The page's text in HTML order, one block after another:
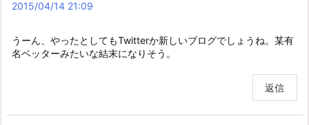
2015/04/14 21:09
うーん、やったとしてもTwitterか新しいブログでしょうね。某有
名ベッターみたいな結末になりそう。
返信